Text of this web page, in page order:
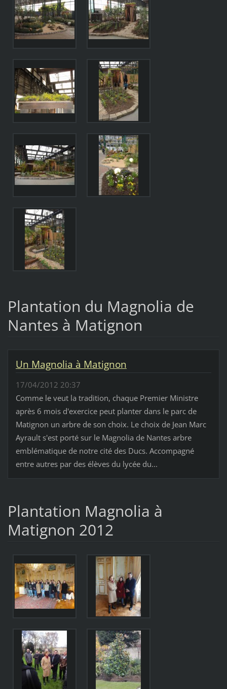
Plantation du Magnolia de
Nantes à Matignon
Un Magnolia à Matignon
17/04/2012 20:37
Comme le veut la tradition, chaque Premier Ministre
après 6 mois d'exercice peut planter dans le parc de
Matignon un arbre de son choix. Le choix de Jean Marc
Ayrault s'est porté sur le Magnolia de Nantes arbre
emblématique de notre cité des Ducs. Accompagné
entre autres par des élèves du lycée du...
Plantation Magnolia à
Matignon 2012